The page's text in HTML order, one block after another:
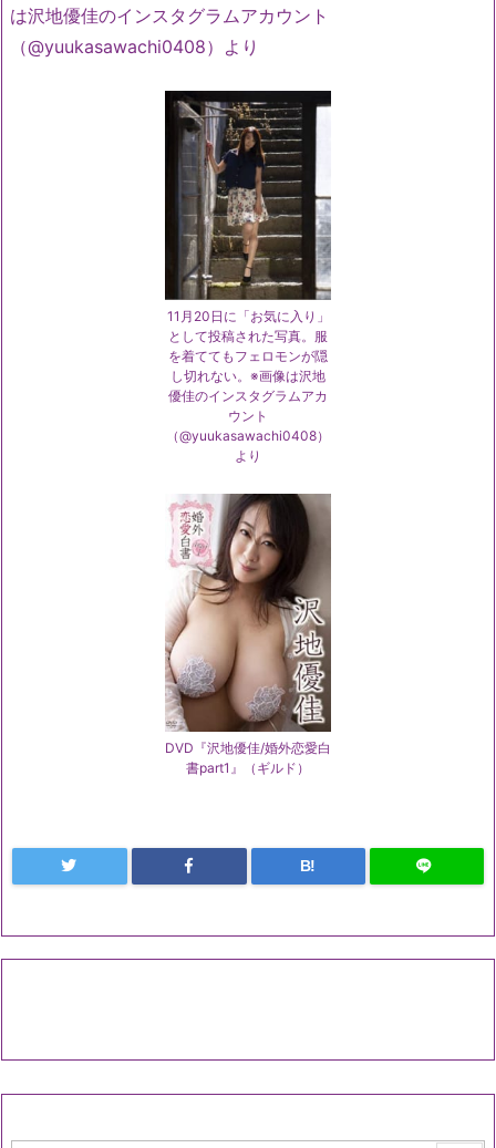
は沢地優佳のインスタグラムアカウント
（@yuukasawachi0408）より
11月20日に「お気に入り」
として投稿された写真。服
を着ててもフェロモンが隠
し切れない。※画像は沢地
優佳のインスタグラムアカ
ウント
（@yuukasawachi0408）
より
DVD『沢地優佳/婚外恋愛白
書part1』（ギルド）
B!